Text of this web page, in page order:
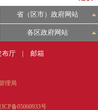
省（区市）政府网站
各区政府网站
布厅 邮箱
理局
ICP备05060933号